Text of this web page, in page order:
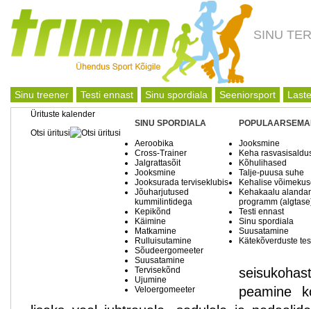
SINU
Sinu treener Testi ennast Sinu spordiala Seeniorsport
Ürituste kalender
Otsi üritusi
SINU SPORDIALA
Aeroobika
Cross-Trainer
Jalgrattasõit
Jooksmine
Jooksurada terviseklubis
Jõuharjutused
kummilintidega
Kepikõnd
Käimine
Matkamine
Rulluisutamine
Sõudeergomeeter
Suusatamine
Tervisekõnd
Ujumine
Veloergomeeter
Jooksmine
Keha
Kõhulihased
Talje-puusa suhe
Kehalise
Kehakaalu
programm
Testi ennast
Sinu spordiala
Suusatamine
Kätekõverduste
peamine